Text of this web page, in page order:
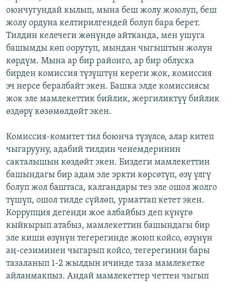
оюнчугундай кылып, мына беш жолу жоюлуп, беш
жолу ордуна келтирилгендей болуп бара берет.
Тилдин келечеги жөнүндө айтканда, мен ушуга
башымды көп оорутуп, мындан чыгыштын жолун
көрдүм. Мына ар бир районго, ар бир облуска
бирден комиссия түзүштүн кереги жок, комиссия
эч нерсе бералбайт экен. Башка элде комиссиясы
жок эле мамлекеттик бийлик, жергиликтүү бийлик
өздөрү көзөмөлдөйт экен.
Комиссия-комитет тил боюнча түзүлсө, алар китеп
чыгарууну, адабий тилдин ченемдеринин
сакталышын көздөйт экен. Биздеги мамлекеттин
башындагы бир адам эле эркти көрсөтүп, өзү үлгү
болуп жол баштаса, калгандары тез эле ошол жолго
түшүп, ошол тилде сүйлөп, урматтап кетет экен.
Коррупция дегенди жое албайбыз деп күнүгө
кыйкырып атабыз, мамлекеттин башындагы бир
эле киши өзүнүн тегерегинде жоюп койсо, өзүнүн
аң-сезиминен чыгарып койсо, тегерегинин бары
тазаланып 1-2 жылдын ичинде таза мамлекетке
айланмакпыз. Андай мамлекеттер четтен чыгып